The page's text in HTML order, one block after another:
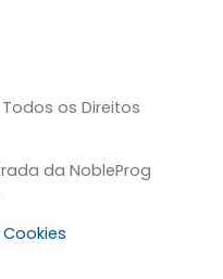
os Direitos
da NobleProg